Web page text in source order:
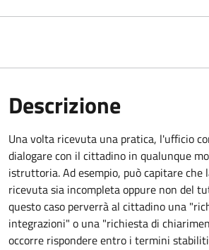
Descrizione
Una volta ricevuta una pratica, l'ufficio
dialogare con il cittadino in qualunque
istruttoria. Ad esempio, può capitare che
ricevuta sia incompleta oppure non del
questo caso perverrà al cittadino una
integrazioni" o una "richiesta di
occorre rispondere entro i termini